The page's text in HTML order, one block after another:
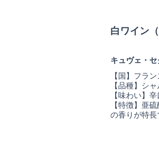
白ワイン
キュヴェ・
【国】フラ
【品種】シ
【味わい】
【特徴】亜
の香りが特